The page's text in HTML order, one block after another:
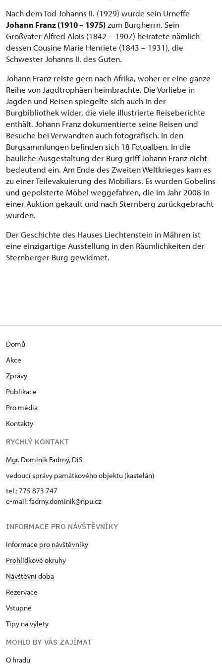
Nach dem Tod Johanns II. (1929) wurde sein Urneffe
Johann Franz (1910 – 1975)zum Burgherrn. Sein
Großvater Alfred Alois (1842 – 1907) heiratete nämlich
dessen Cousine Marie Henriete (1843 – 1931), die
Schwester Johanns II. des Guten.
Johann Franz reiste gern nach Afrika, woher er eine ganze
Reihe von Jagdtrophäen heimbrachte. Die Vorliebe in
Jagden und Reisen spiegelte sich auch in der
Burgbibliothek wider, die viele illustrierte Reiseberichte
enthält. Johann Franz dokumentierte seine Reisen und
Besuche bei Verwandten auch fotografisch. In den
Burgsammlungen befinden sich 18 Fotoalben. In die
bauliche Ausgestaltung der Burg griff Johann Franz nicht
bedeutend ein. Am Ende des Zweiten Weltkrieges kam es
zu einer Teilevakuierung des Mobiliars. Es wurden Gobelins
und gepolsterte Möbel weggefahren, die im Jahr 2008 in
einer Auktion gekauft und nach Sternberg zurückgebracht
wurden.
Der Geschichte des Hauses Liechtenstein in Mähren ist
eine einzigartige Ausstellung in den Räumlichkeiten der
Sternberger Burg gewidmet.
Domů
Akce
Zprávy
Publikace
Pro média
Kontakty
RYCHLÝ KONTAKT
Mgr. Dominik Fadrný, DiS.
vedoucí správy památkového objektu (kastelán)
tel.: 775 873 747
e-mail: fadrny.dominik@npu.cz
INFORMACE PRO NÁVŠTĚVNÍKY
Informace pro návštěvníky
Prohlídkové okruhy
Návštěvní doba
Rezervace
Vstupné
Tipy na výlety
MOHLO BY VÁS ZAJÍMAT
O hradu